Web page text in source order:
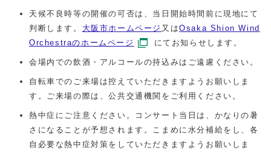
天候不良時等の開催の可否は、当日開始時間前に現地にて
判断します。 大阪市ホームページ 又はOsaka Shion Wind
Orchestraのホームページ
にてお知らせします。
会場内での飲酒・アルコールの持込みはご遠慮ください。
自転車でのご来場は控えていただきますようお願いしま
す。ご来場の際は、公共交通機関をご利用ください。
熱中症にご注意ください。コンサート当日は、かなりの暑
さになることが予想されます。こまめに水分補給をし、各
自必要な熱中症対策をしていただきますようお願いしま